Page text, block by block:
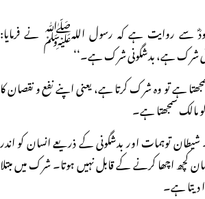
سے روایت ہے کہ رسول اللہﷺ نے فرمایا:
شرک ہے، بدشگونی شرک ہے۔‘‘
ہے تو وہ شرک کرتا ہے، یعنی اپنے نفع و نقصان کا
مالک سمجھتا ہے۔
توہمات اور بدشگونی کے ذریعے انسان کو اندر
کچھ اچھا کرنے کے قابل نہیں ہوتا۔ شرک میں مبتلا
دیتا ہے۔